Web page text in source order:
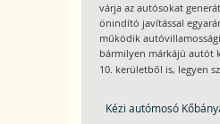
várja az autósokat
önindító javítással
működik
bármilyen márkájú autót
10. kerületből is, legyen
Kézi autómosó